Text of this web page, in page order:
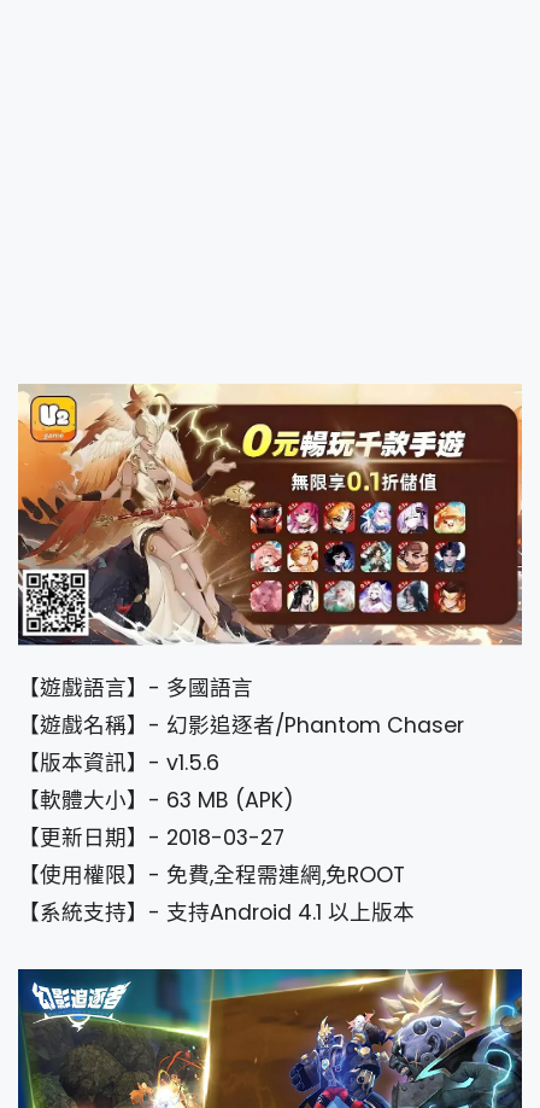
【遊戲語言】- 多國語言
【遊戲名稱】- 幻影追逐者/Phantom Chaser
【版本資訊】- v1.5.6
【軟體大小】- 63 MB (APK)
【更新日期】- 2018-03-27
【使用權限】- 免費,全程需連網,免ROOT
【系統支持】- 支持Android 4.1 以上版本